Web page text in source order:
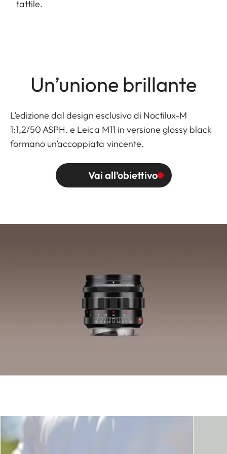
tattile.
Un’unione brillante
L’edizione dal design esclusivo di Noctilux-M
1:1,2/50 ASPH. e Leica M11 in versione glossy black
formano un’accoppiata vincente.
Vai all’obiettivo